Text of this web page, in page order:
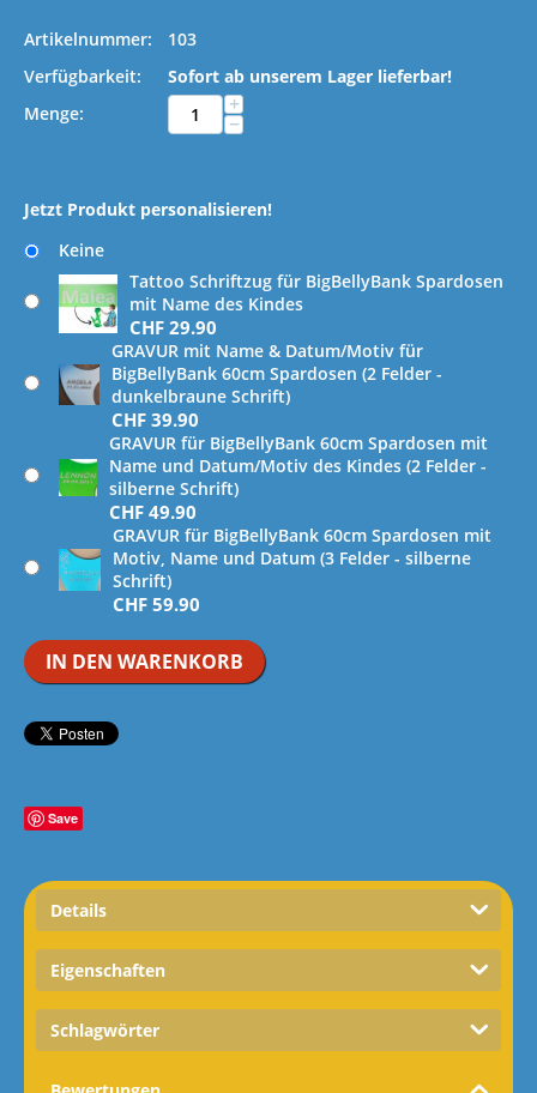
Artikelnummer:
103
Verfügbarkeit:
Sofort ab unserem Lager lieferbar!
Menge:
+
−
Jetzt Produkt personalisieren!
Keine
Tattoo Schriftzug für BigBellyBank Spardosen
mit Name des Kindes
CHF 29.90
GRAVUR mit Name & Datum/Motiv für
BigBellyBank 60cm Spardosen (2 Felder -
dunkelbraune Schrift)
CHF 39.90
GRAVUR für BigBellyBank 60cm Spardosen mit
Name und Datum/Motiv des Kindes (2 Felder -
silberne Schrift)
CHF 49.90
GRAVUR für BigBellyBank 60cm Spardosen mit
Motiv, Name und Datum (3 Felder - silberne
Schrift)
CHF 59.90
IN DEN WARENKORB
Save
Details
Eigenschaften
Schlagwörter